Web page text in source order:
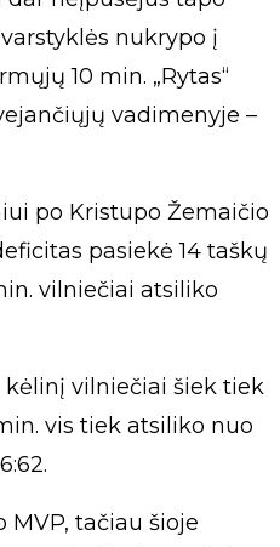
nukrypo į
10 min. „Rytas“
vadimenyje –
po Kristupo Žemaičio
pasiekė 14 taškų
vilniečiai atsiliko
vilniečiai šiek tiek
vis tiek atsiliko nuo
MVP, tačiau šioje